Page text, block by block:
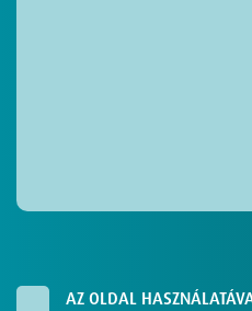
AZ OLDAL